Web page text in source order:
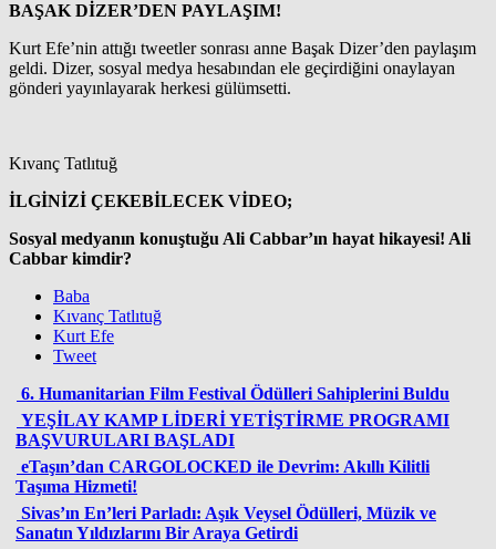
BAŞAK DİZER’DEN PAYLAŞIM!
Kurt Efe’nin attığı tweetler sonrası anne Başak Dizer’den paylaşım
geldi. Dizer, sosyal medya hesabından ele geçirdiğini onaylayan
gönderi yayınlayarak herkesi gülümsetti.
Kıvanç Tatlıtuğ
İLGİNİZİ ÇEKEBİLECEK VİDEO;
Sosyal medyanın konuştuğu Ali Cabbar’ın hayat hikayesi! Ali
Cabbar kimdir?
Baba
Kıvanç Tatlıtuğ
Kurt Efe
Tweet
6. Humanitarian Film Festival Ödülleri Sahiplerini Buldu
YEŞİLAY KAMP LİDERİ YETİŞTİRME PROGRAMI
BAŞVURULARI BAŞLADI
eTaşın’dan CARGOLOCKED ile Devrim: Akıllı Kilitli
Taşıma Hizmeti!
Sivas’ın En’leri Parladı: Aşık Veysel Ödülleri, Müzik ve
Sanatın Yıldızlarını Bir Araya Getirdi